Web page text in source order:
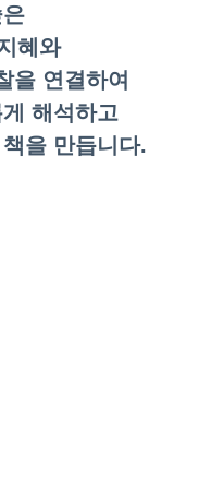
혜와
을 연결하여
해석하고
을 만듭니다.